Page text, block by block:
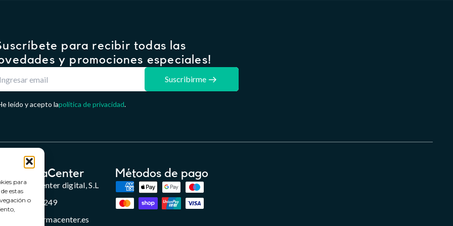
para
estas
o
para recibir todas las
y promociones especiales!
Suscribirme
leído y acepto lapolítica de privacidad.
FarmaCenter
Farmacenter digital, S.L
B24836249
info@farmacenter.es
Métodos de pago